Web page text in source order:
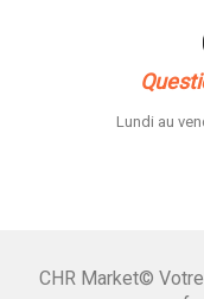
Lundi au
CHR Market©